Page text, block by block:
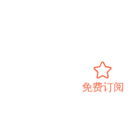
免费订阅